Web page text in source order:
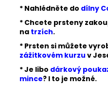
* Nahlédněte do dílny
* Chcete prsteny
na trzích.
* Prsten si můžete
zážitkovém kurzu v
* Je libo dárkový
mince? I to je možné.